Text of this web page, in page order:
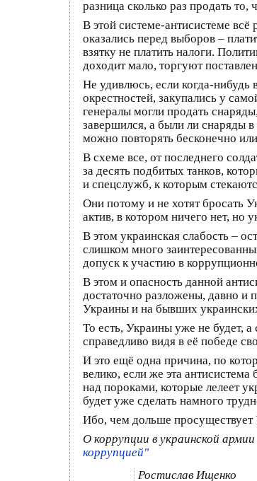
разница сколько раз продать то,
В этой системе-антисистеме
оказались перед выборов –
взятку не платить налоги.
доходит мало, торгуют
Не удивлюсь, если когда-нибудь
окрестностей, закупались у
генералы могли продать
завершился, а были ли снаряды
можно повторять бесконечно
В схеме все, от последнего
за десять подбитых танков,
и спецслужб, к которым
Они потому и не хотят бросать
актив, в котором ничего нет, но
В этом украинская слабость –
слишком много
допуск к участию в
В этом и опасность данной
достаточно разложены, давно и
Украины и на бывших
То есть, Украины уже не будет,
справедливо видя в её победе
И это ещё одна причина, по
велико, если же эта
над пороками, которые лелеет
будет уже сделать намного
Ибо, чем дольше просуществует
О коррупции в украинской
коррупцией"
Ростислав Ищенко